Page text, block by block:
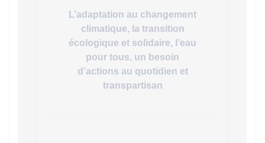
L’adaptation au changement
climatique, la transition
écologique et solidaire, l’eau
pour tous, un besoin
d’actions au quotidien et
transpartisan